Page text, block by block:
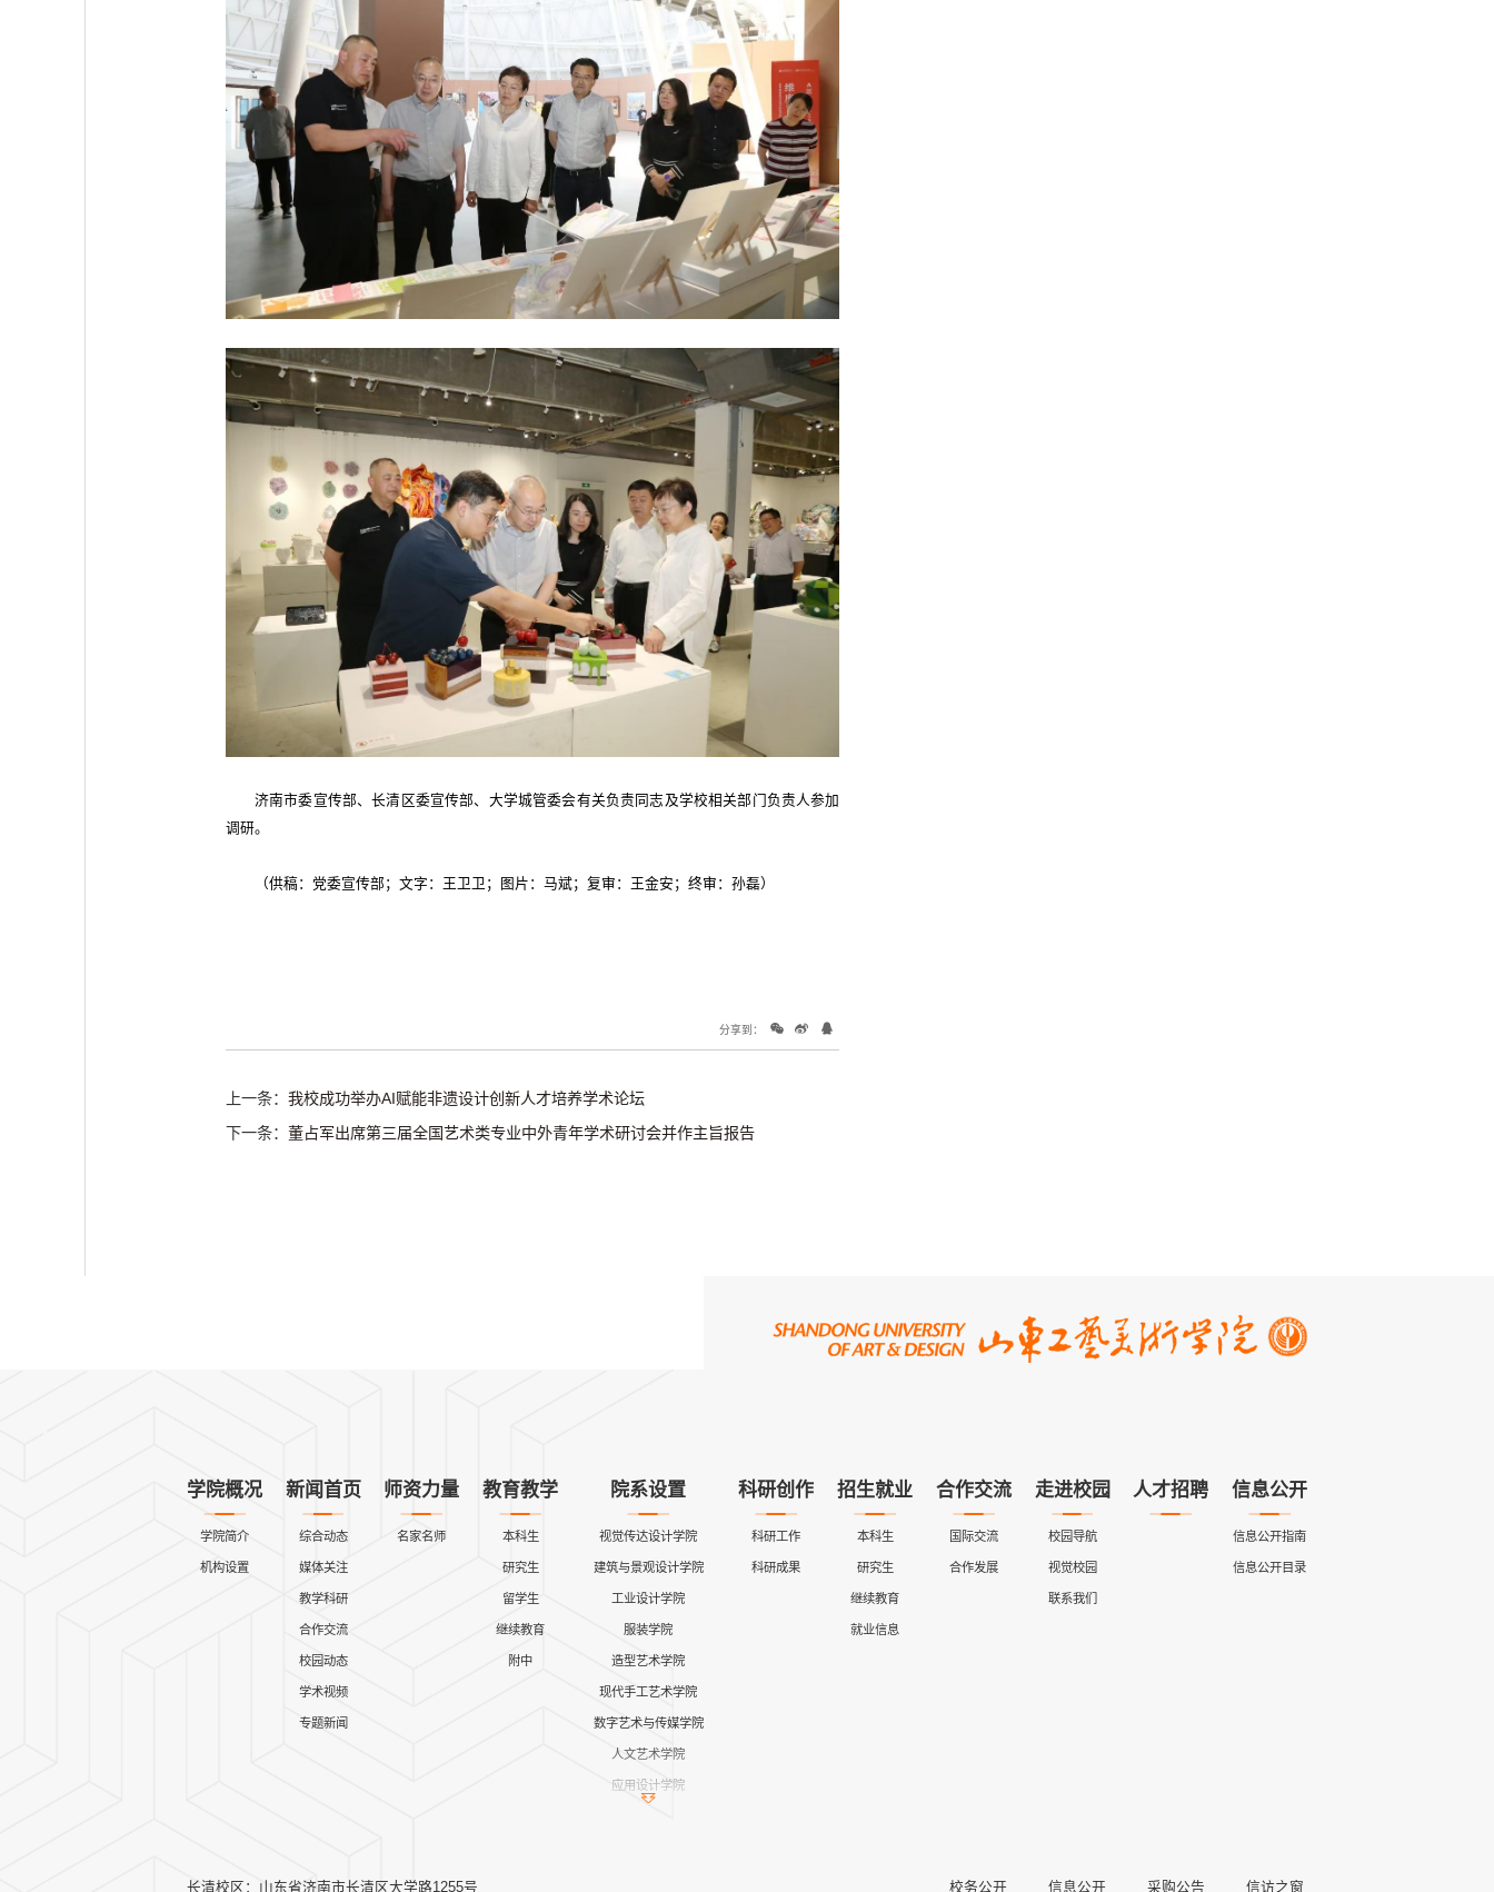
济南市委宣传部、长清区委宣传部、大学城管委会有关负责同志及学校相关部门负责人参加
调研。
（供稿：党委宣传部；文字：王卫卫；图片：马斌；复审：王金安；终审：孙磊）
分享到：
上一条：我校成功举办AI赋能非遗设计创新人才培养学术论坛
下一条：董占军出席第三届全国艺术类专业中外青年学术研讨会并作主旨报告
学院概况
学院简介
机构设置
新闻首页
综合动态
媒体关注
教学科研
合作交流
校园动态
学术视频
专题新闻
师资力量
名家名师
教育教学
本科生
研究生
留学生
继续教育
附中
院系设置
视觉传达设计学院
建筑与景观设计学院
工业设计学院
服装学院
造型艺术学院
现代手工艺术学院
数字艺术与传媒学院
人文艺术学院
应用设计学院
科研创作
科研工作
科研成果
招生就业
本科生
研究生
继续教育
就业信息
合作交流
国际交流
合作发展
走进校园
校园导航
视觉校园
联系我们
人才招聘 信息公开
信息公开指南
信息公开目录
长清校区：山东省济南市长清区大学路1255号 校务公开 信息公开 采购公告 信访之窗